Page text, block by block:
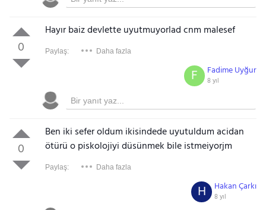
0
Hayır baiz devlette uyutmuyorlad cnm malesef
Paylaş: Daha fazla
Fadime Uyğur
8 yıl
F
0
Ben iki sefer oldum ikisindede uyutuldum acidan
ötürü o piskolojiyi düsünmek bile istmeiyorjm
Paylaş: Daha fazla
Hakan Çarkı
8 yıl
H